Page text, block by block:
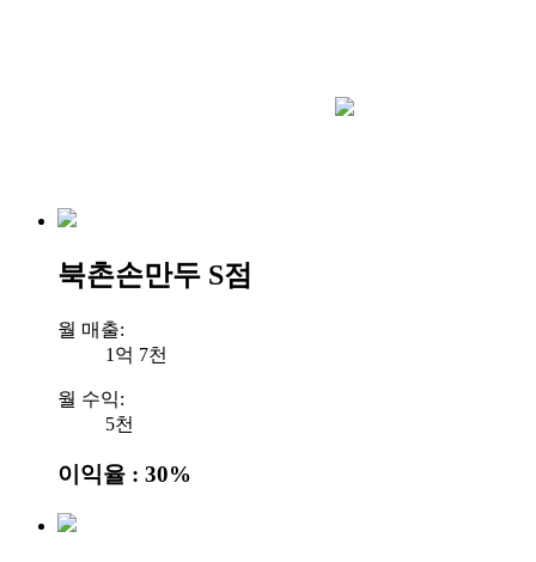
북촌손만두 S점
월 매출:
1억 7천
월 수익:
5천
이익율 : 30%